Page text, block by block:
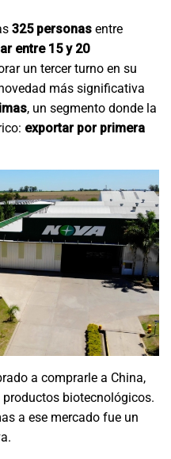
325 personas entre
entre 15 y 20
un tercer turno en su
más significativa
, un segmento donde la
exportar por primera
a comprarle a China,
biotecnológicos.
a ese mercado fue un